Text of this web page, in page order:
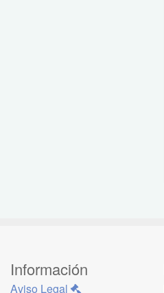
Información
Aviso Legal